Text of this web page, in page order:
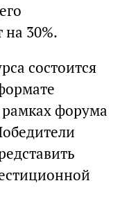
30%.
состоится
форума